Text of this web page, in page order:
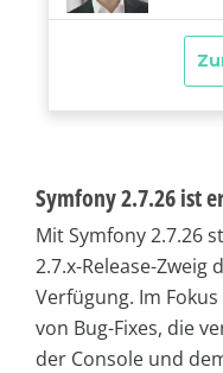
Symfony 2.7.26 ist
Mit Symfony 2.7.26
2.7.x-Release-Zweig
Verfügung. Im
von Bug-Fixes, die
der Console und